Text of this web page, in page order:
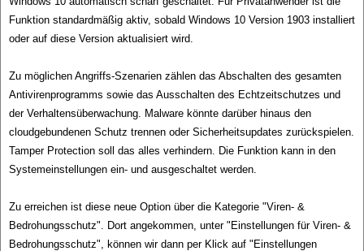
Funktion standardmäßig aktiv, sobald Windows 10 Version 1903 installiert
oder auf diese Version aktualisiert wird.
Zu möglichen Angriffs-Szenarien zählen das Abschalten des gesamten
Antivirenprogramms sowie das Ausschalten des Echtzeitschutzes und
der Verhaltensüberwachung. Malware könnte darüber hinaus den
cloudgebundenen Schutz trennen oder Sicherheitsupdates zurückspielen.
Tamper Protection soll das alles verhindern. Die Funktion kann in den
Systemeinstellungen ein- und ausgeschaltet werden.
Zu erreichen ist diese neue Option über die Kategorie "Viren- &
Bedrohungsschutz". Dort angekommen, unter "Einstellungen für Viren- &
Bedrohungsschutz", können wir dann per Klick auf "Einstellungen